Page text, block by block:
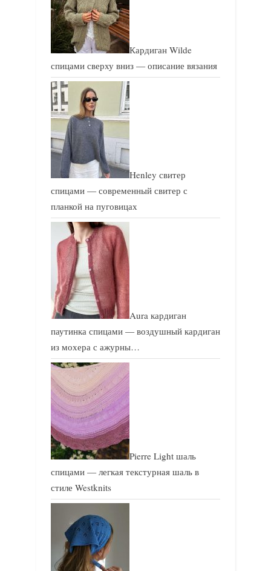
Кардиган Wilde
спицами сверху вниз — описание вязания
Henley свитер
спицами — современный свитер с
планкой на пуговицах
Aura кардиган
паутинка спицами — воздушный кардиган
из мохера с ажурны…
Pierre Light шаль
спицами — легкая текстурная шаль в
стиле Westknits